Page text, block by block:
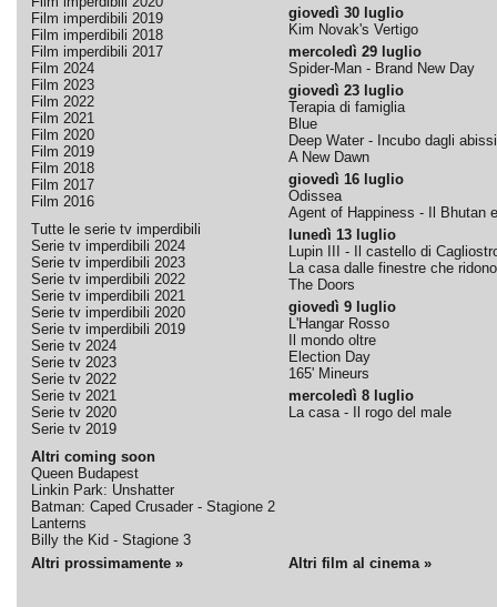
Film imperdibili 2019
Film imperdibili 2018
Film imperdibili 2017
Film 2024
Film 2023
Film 2022
Film 2021
Film 2020
Film 2019
Film 2018
Film 2017
Film 2016
Tutte le serie tv imperdibili
Serie tv imperdibili 2024
Serie tv imperdibili 2023
Serie tv imperdibili 2022
Serie tv imperdibili 2021
Serie tv imperdibili 2020
Serie tv imperdibili 2019
Serie tv 2024
Serie tv 2023
Serie tv 2022
Serie tv 2021
Serie tv 2020
Serie tv 2019
Altri coming soon
Queen Budapest
Linkin Park: Unshatter
Batman: Caped Crusader - Stagione 2
Lanterns
Billy the Kid - Stagione 3
giovedì 30 luglio
Kim Novak's Vertigo
mercoledì 29 luglio
Spider-Man - Brand New Day
giovedì 23 luglio
Terapia di famiglia
Blue
Deep Water - Incubo dagli abissi
A New Dawn
giovedì 16 luglio
Odissea
Agent of Happiness - Il Bhutan
lunedì 13 luglio
Lupin III - Il castello di
La casa dalle finestre che ridono
The Doors
giovedì 9 luglio
L'Hangar Rosso
Il mondo oltre
Election Day
165' Mineurs
mercoledì 8 luglio
La casa - Il rogo del male
Altri prossimamente » Altri film al cinema »